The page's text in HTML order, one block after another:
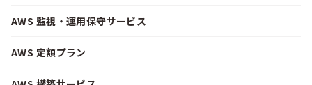
AWS 監視・運用保守サービス
AWS 定額プラン